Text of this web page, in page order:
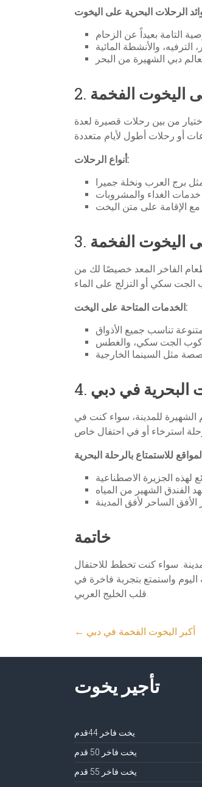
2. اليخوت الفخمة
من بين رحلات قصيرة لعدة
أنواع الرحلات:
3. اليخوت الفخمة
الفاخر المعد خصيصًا لك من
الخدمات المتاحة على اليخت:
4. البحرية في دبي
الشهيرة للمدينة، سواء كنت في
خاتمة
سواء كنت تخطط للاحتفال
واستمتع بتجربة فاخرة في
قلب الخليج العربي.
← أكبر اليخوت الفخمة في دبي
تأجير يخوت
يخت فاخر 44قدم
يخت فاخر 50 قدم
يخت فاخر 55 قدم